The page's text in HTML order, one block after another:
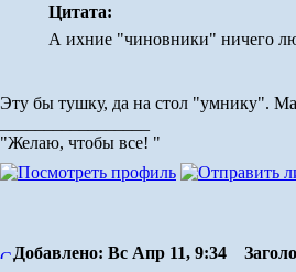
Цитата:
А ихние "чиновники" ничего
Эту бы тушку, да на стол "умнику".
"Желаю, чтобы все! "
Добавлено: Вс Апр 11, 9:34